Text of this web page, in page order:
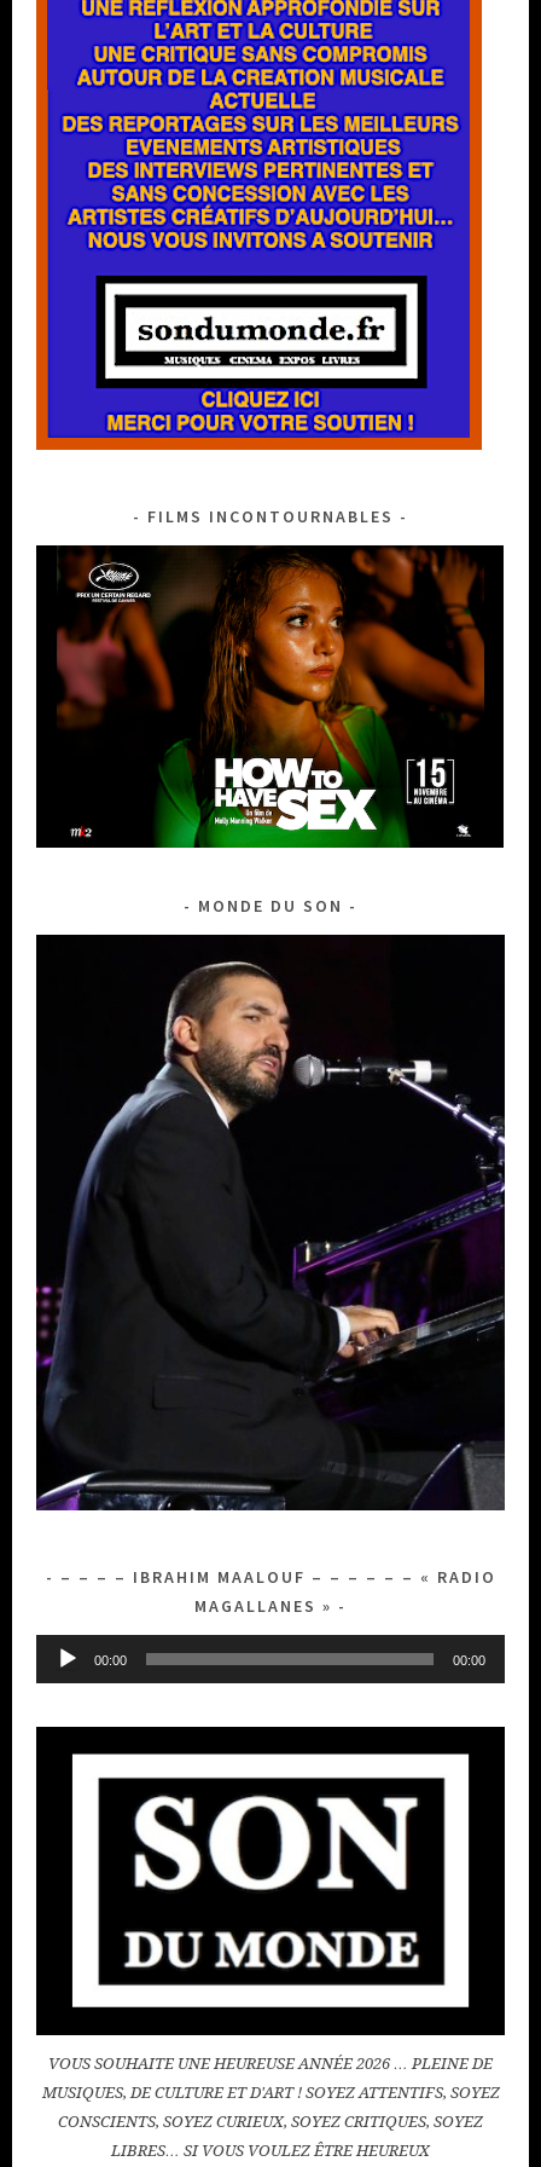
FILMS INCONTOURNABLES
MONDE DU SON
– – – – IBRAHIM MAALOUF – – – – – – « RADIO
MAGALLANES »
Lecteur
00:00 00:00
VOUS SOUHAITE UNE HEUREUSE ANNÉE 2026 … PLEINE DE
MUSIQUES, DE CULTURE ET D'ART ! SOYEZ ATTENTIFS, SOYEZ
CONSCIENTS, SOYEZ CURIEUX, SOYEZ CRITIQUES, SOYEZ
LIBRES… SI VOUS VOULEZ ÊTRE HEUREUX